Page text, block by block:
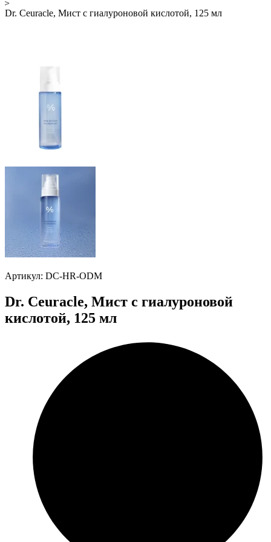
Dr. Ceuracle, Мист с гиалуроновой кислотой, 125 мл
Артикул: DC-HR-ODM
Dr. Ceuracle, Мист с гиалуроновой
кислотой, 125 мл